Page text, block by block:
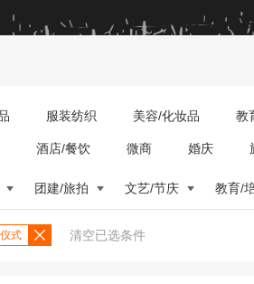
服装纺织 美容/化妆品 教
酒店/餐饮 微商 婚庆
团建/旅拍 文艺/节庆 教育/
式 清空已选条件